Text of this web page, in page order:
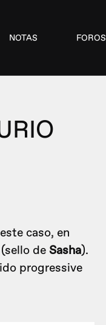
NOTAS FOROS
caso, en
de Sasha).
progressive